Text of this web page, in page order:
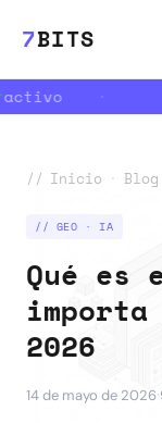
7BITS
// Inicio · Blog
// GEO · IA
Qué es
importa
2026
14 de mayo de 2026·